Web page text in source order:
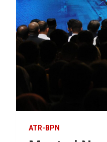
ATR-BPN